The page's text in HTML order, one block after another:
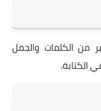
من الكلمات والجمل
الكتابة.